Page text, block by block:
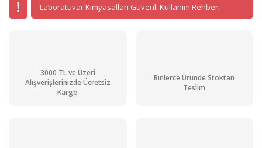
Laboratuvar Kimyasalları Güvenli Kullanım Rehberi
3000 TL ve Üzeri
Alışverişlerinizde Ücretsiz
Kargo
Binlerce Üründe Stoktan
Teslim